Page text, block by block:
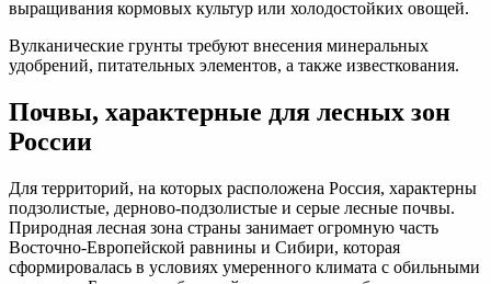
выращивания кормовых культур или холодостойких овощей.
Вулканические грунты требуют внесения минеральных
удобрений, питательных элементов, а также известкования.
Почвы, характерные для лесных зон
России
Для территорий, на которых расположена Россия, характерны
подзолистые, дерново-подзолистые и серые лесные почвы.
Природная лесная зона страны занимает огромную часть
Восточно-Европейской равнины и Сибири, которая
сформировалась в условиях умеренного климата с обильными